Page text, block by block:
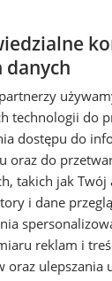
IT
- praca w
danych
technologii do
dostępu do
oraz do
takich jak Twój
i dane
reklam i
oraz ulepszania